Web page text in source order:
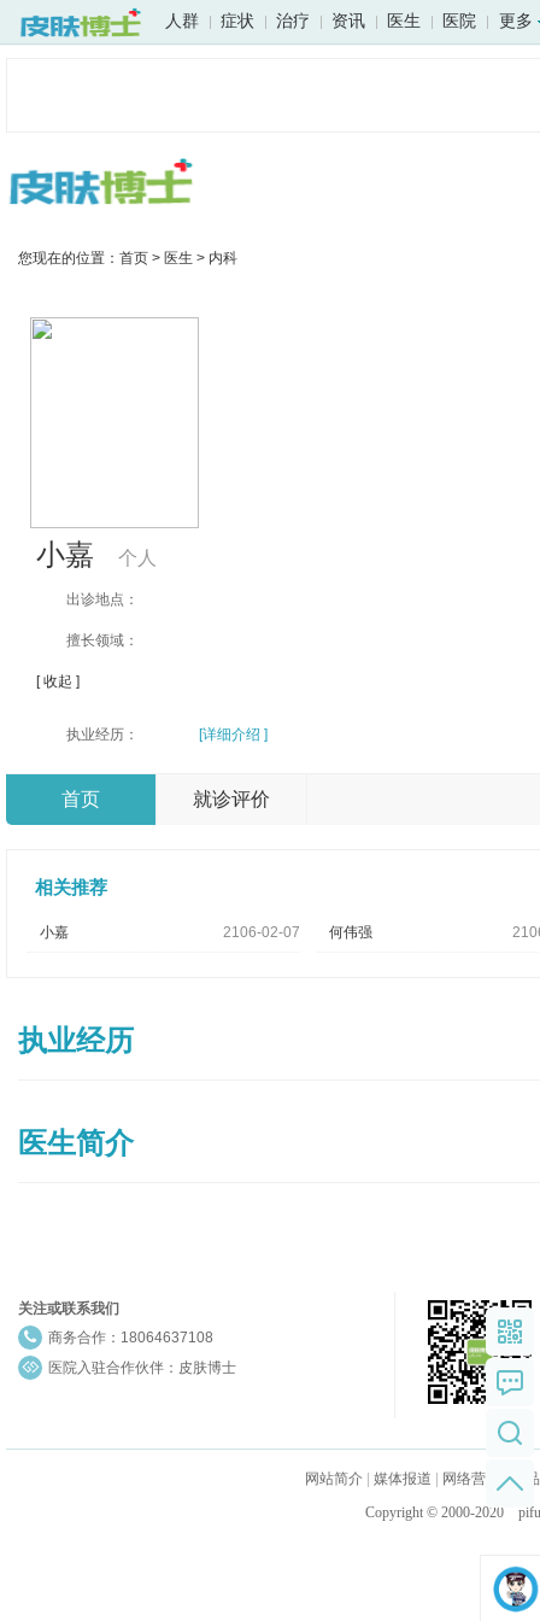
人群 症状 治疗 资讯 医生 医院 更多
您现在的位置： 首页 > 医生 > 内科
小嘉 个人
出诊地点：
擅长领域：
[ 收起 ]
执业经历： [详细介绍 ]
首页 就诊评价
相关推荐
小嘉 2106-02-07 何伟强
执业经历
医生简介
关注或联系我们
商务合作：18064637108
医院入驻合作伙伴：皮肤博士
网站简介 媒体报道 网络营销 |产
Copyright © 2000-2020